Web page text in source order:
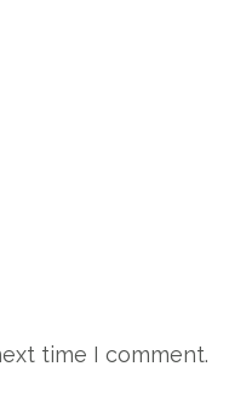
time I comment.